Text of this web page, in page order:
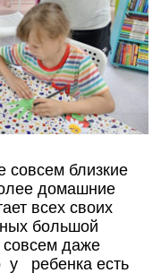
совсем близкие
домашние
всех своих
большой
даже
у ребенка есть